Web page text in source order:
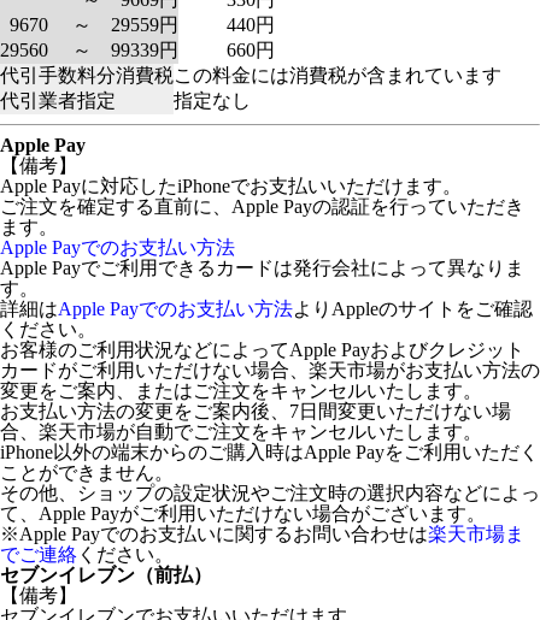
9670 ～ 29559円
440円
29560 ～ 99339円
660円
代引手数料分消費税この料金には消費税が含まれています
代引業者指定
指定なし
Apple Pay
【備考】
Apple Payに対応したiPhoneでお支払いいただけます。
ご注文を確定する直前に、Apple Payの認証を行っていただき
ます。
Apple Payでのお支払い方法
Apple Payでご利用できるカードは発行会社によって異なりま
す。
詳細はApple Payでのお支払い方法よりAppleのサイトをご確認
ください。
お客様のご利用状況などによってApple Payおよびクレジット
カードがご利用いただけない場合、楽天市場がお支払い方法の
変更をご案内、またはご注文をキャンセルいたします。
お支払い方法の変更をご案内後、7日間変更いただけない場
合、楽天市場が自動でご注文をキャンセルいたします。
iPhone以外の端末からのご購入時はApple Payをご利用いただく
ことができません。
その他、ショップの設定状況やご注文時の選択内容などによっ
て、Apple Payがご利用いただけない場合がございます。
※Apple Payでのお支払いに関するお問い合わせは楽天市場ま
でご連絡 ください。
セブンイレブン（前払）
【備考】